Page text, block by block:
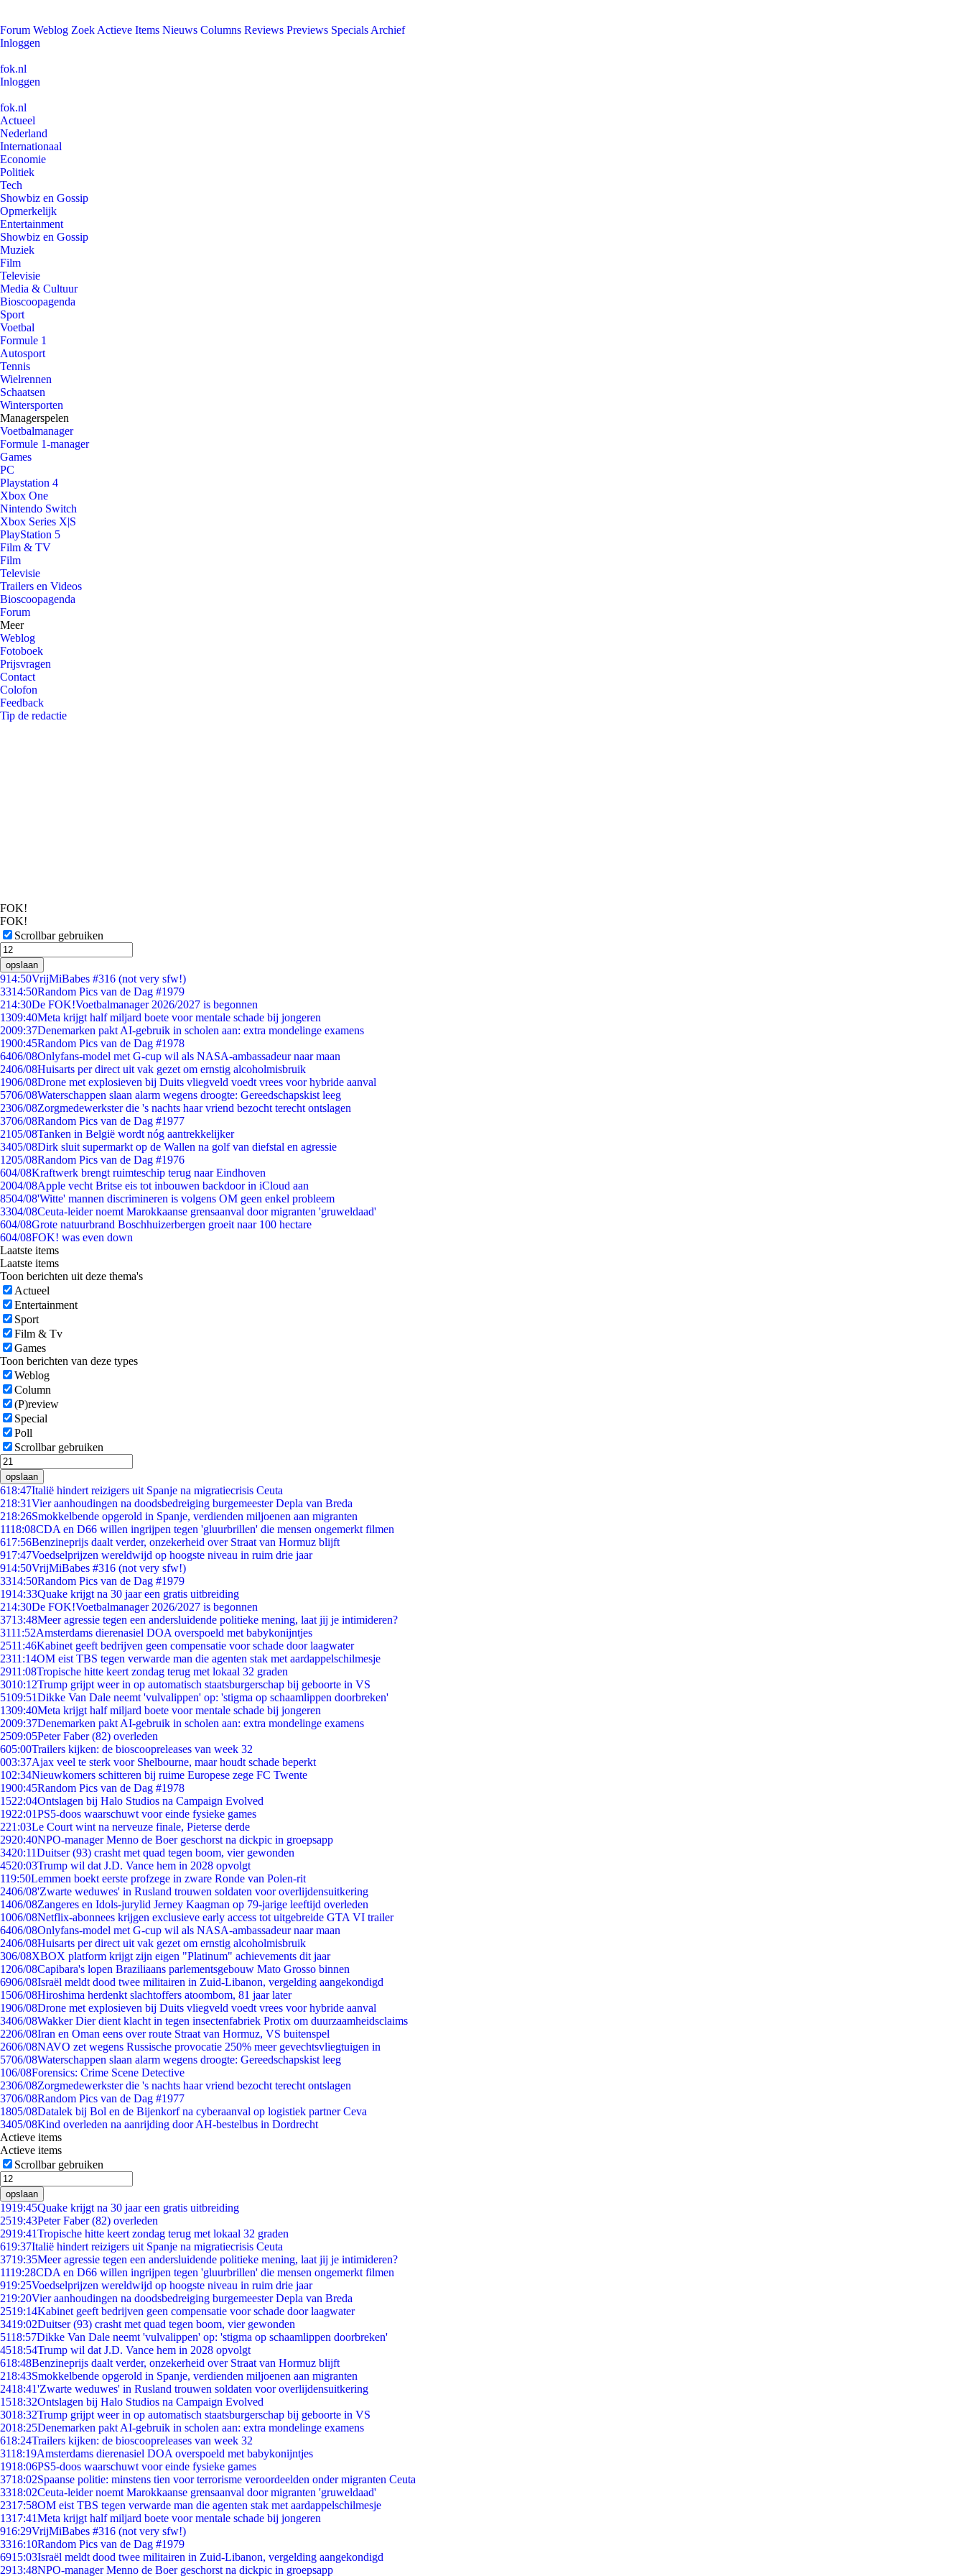
Forum Weblog Zoek Actieve Items Nieuws Columns Reviews Previews Specials Archief
Inloggen
fok.nl
Inloggen
fok.nl
Actueel
Nederland
Internationaal
Economie
Politiek
Tech
Showbiz en Gossip
Opmerkelijk
Entertainment
Showbiz en Gossip
Muziek
Film
Televisie
Media & Cultuur
Bioscoopagenda
Sport
Voetbal
Formule 1
Autosport
Tennis
Wielrennen
Schaatsen
Wintersporten
Managerspelen
Voetbalmanager
Formule 1-manager
Games
PC
Playstation 4
Xbox One
Nintendo Switch
Xbox Series X|S
PlayStation 5
Film & TV
Film
Televisie
Trailers en Videos
Bioscoopagenda
Forum
Meer
Weblog
Fotoboek
Prijsvragen
Contact
Colofon
Feedback
Tip de redactie
FOK!
FOK!
Scrollbar gebruiken
opslaan
914:50VrijMiBabes #316 (not very sfw!)
3314:50Random Pics van de Dag #1979
214:30De FOK!Voetbalmanager 2026/2027 is begonnen
1309:40Meta krijgt half miljard boete voor mentale schade bij jongeren
2009:37Denemarken pakt AI-gebruik in scholen aan: extra mondelinge examens
1900:45Random Pics van de Dag #1978
6406/08Onlyfans-model met G-cup wil als NASA-ambassadeur naar maan
2406/08Huisarts per direct uit vak gezet om ernstig alcoholmisbruik
1906/08Drone met explosieven bij Duits vliegveld voedt vrees voor hybride aanval
5706/08Waterschappen slaan alarm wegens droogte: Gereedschapskist leeg
2306/08Zorgmedewerkster die 's nachts haar vriend bezocht terecht ontslagen
3706/08Random Pics van de Dag #1977
2105/08Tanken in België wordt nóg aantrekkelijker
3405/08Dirk sluit supermarkt op de Wallen na golf van diefstal en agressie
1205/08Random Pics van de Dag #1976
604/08Kraftwerk brengt ruimteschip terug naar Eindhoven
2004/08Apple vecht Britse eis tot inbouwen backdoor in iCloud aan
8504/08'Witte' mannen discrimineren is volgens OM geen enkel probleem
3304/08Ceuta-leider noemt Marokkaanse grensaanval door migranten 'gruweldaad'
604/08Grote natuurbrand Boschhuizerbergen groeit naar 100 hectare
604/08FOK! was even down
Laatste items
Laatste items
Toon berichten uit deze thema's
Actueel
Entertainment
Sport
Film & Tv
Games
Toon berichten van deze types
Weblog
Column
(P)review
Special
Poll
Scrollbar gebruiken
opslaan
618:47Italië hindert reizigers uit Spanje na migratiecrisis Ceuta
218:31Vier aanhoudingen na doodsbedreiging burgemeester Depla van Breda
218:26Smokkelbende opgerold in Spanje, verdienden miljoenen aan migranten
1118:08CDA en D66 willen ingrijpen tegen 'gluurbrillen' die mensen ongemerkt filmen
617:56Benzineprijs daalt verder, onzekerheid over Straat van Hormuz blijft
917:47Voedselprijzen wereldwijd op hoogste niveau in ruim drie jaar
914:50VrijMiBabes #316 (not very sfw!)
3314:50Random Pics van de Dag #1979
1914:33Quake krijgt na 30 jaar een gratis uitbreiding
214:30De FOK!Voetbalmanager 2026/2027 is begonnen
3713:48Meer agressie tegen een andersluidende politieke mening, laat jij je intimideren?
3111:52Amsterdams dierenasiel DOA overspoeld met babykonijntjes
2511:46Kabinet geeft bedrijven geen compensatie voor schade door laagwater
2311:14OM eist TBS tegen verwarde man die agenten stak met aardappelschilmesje
2911:08Tropische hitte keert zondag terug met lokaal 32 graden
3010:12Trump grijpt weer in op automatisch staatsburgerschap bij geboorte in VS
5109:51Dikke Van Dale neemt 'vulvalippen' op: 'stigma op schaamlippen doorbreken'
1309:40Meta krijgt half miljard boete voor mentale schade bij jongeren
2009:37Denemarken pakt AI-gebruik in scholen aan: extra mondelinge examens
2509:05Peter Faber (82) overleden
605:00Trailers kijken: de bioscoopreleases van week 32
003:37Ajax veel te sterk voor Shelbourne, maar houdt schade beperkt
102:34Nieuwkomers schitteren bij ruime Europese zege FC Twente
1900:45Random Pics van de Dag #1978
1522:04Ontslagen bij Halo Studios na Campaign Evolved
1922:01PS5-doos waarschuwt voor einde fysieke games
221:03Le Court wint na nerveuze finale, Pieterse derde
2920:40NPO-manager Menno de Boer geschorst na dickpic in groepsapp
3420:11Duitser (93) crasht met quad tegen boom, vier gewonden
4520:03Trump wil dat J.D. Vance hem in 2028 opvolgt
119:50Lemmen boekt eerste profzege in zware Ronde van Polen-rit
2406/08'Zwarte weduwes' in Rusland trouwen soldaten voor overlijdensuitkering
1406/08Zangeres en Idols-jurylid Jerney Kaagman op 79-jarige leeftijd overleden
1006/08Netflix-abonnees krijgen exclusieve early access tot uitgebreide GTA VI trailer
6406/08Onlyfans-model met G-cup wil als NASA-ambassadeur naar maan
2406/08Huisarts per direct uit vak gezet om ernstig alcoholmisbruik
306/08XBOX platform krijgt zijn eigen "Platinum" achievements dit jaar
1206/08Capibara's lopen Braziliaans parlementsgebouw Mato Grosso binnen
6906/08Israël meldt dood twee militairen in Zuid-Libanon, vergelding aangekondigd
1506/08Hiroshima herdenkt slachtoffers atoombom, 81 jaar later
1906/08Drone met explosieven bij Duits vliegveld voedt vrees voor hybride aanval
3406/08Wakker Dier dient klacht in tegen insectenfabriek Protix om duurzaamheidsclaims
2206/08Iran en Oman eens over route Straat van Hormuz, VS buitenspel
2606/08NAVO zet wegens Russische provocatie 250% meer gevechtsvliegtuigen in
5706/08Waterschappen slaan alarm wegens droogte: Gereedschapskist leeg
106/08Forensics: Crime Scene Detective
2306/08Zorgmedewerkster die 's nachts haar vriend bezocht terecht ontslagen
3706/08Random Pics van de Dag #1977
1805/08Datalek bij Bol en de Bijenkorf na cyberaanval op logistiek partner Ceva
3405/08Kind overleden na aanrijding door AH-bestelbus in Dordrecht
Actieve items
Actieve items
Scrollbar gebruiken
opslaan
1919:45Quake krijgt na 30 jaar een gratis uitbreiding
2519:43Peter Faber (82) overleden
2919:41Tropische hitte keert zondag terug met lokaal 32 graden
619:37Italië hindert reizigers uit Spanje na migratiecrisis Ceuta
3719:35Meer agressie tegen een andersluidende politieke mening, laat jij je intimideren?
1119:28CDA en D66 willen ingrijpen tegen 'gluurbrillen' die mensen ongemerkt filmen
919:25Voedselprijzen wereldwijd op hoogste niveau in ruim drie jaar
219:20Vier aanhoudingen na doodsbedreiging burgemeester Depla van Breda
2519:14Kabinet geeft bedrijven geen compensatie voor schade door laagwater
3419:02Duitser (93) crasht met quad tegen boom, vier gewonden
5118:57Dikke Van Dale neemt 'vulvalippen' op: 'stigma op schaamlippen doorbreken'
4518:54Trump wil dat J.D. Vance hem in 2028 opvolgt
618:48Benzineprijs daalt verder, onzekerheid over Straat van Hormuz blijft
218:43Smokkelbende opgerold in Spanje, verdienden miljoenen aan migranten
2418:41'Zwarte weduwes' in Rusland trouwen soldaten voor overlijdensuitkering
1518:32Ontslagen bij Halo Studios na Campaign Evolved
3018:32Trump grijpt weer in op automatisch staatsburgerschap bij geboorte in VS
2018:25Denemarken pakt AI-gebruik in scholen aan: extra mondelinge examens
618:24Trailers kijken: de bioscoopreleases van week 32
3118:19Amsterdams dierenasiel DOA overspoeld met babykonijntjes
1918:06PS5-doos waarschuwt voor einde fysieke games
3718:02Spaanse politie: minstens tien voor terrorisme veroordeelden onder migranten Ceuta
3318:02Ceuta-leider noemt Marokkaanse grensaanval door migranten 'gruweldaad'
2317:58OM eist TBS tegen verwarde man die agenten stak met aardappelschilmesje
1317:41Meta krijgt half miljard boete voor mentale schade bij jongeren
916:29VrijMiBabes #316 (not very sfw!)
3316:10Random Pics van de Dag #1979
6915:03Israël meldt dood twee militairen in Zuid-Libanon, vergelding aangekondigd
2913:48NPO-manager Menno de Boer geschorst na dickpic in groepsapp